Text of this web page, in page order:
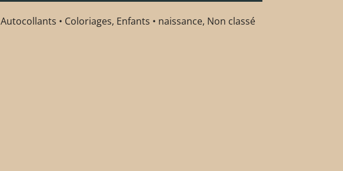
Autocollants • Coloriages, Enfants • naissance, Non classé